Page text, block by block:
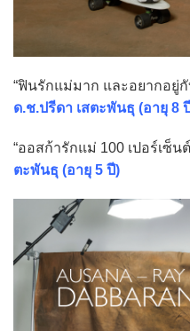
“ฟินรักแม่มาก และอยากอยู่
ด.ช.ปรีดา เสตะพันธุ (อายุ 8
“ออสก้ารักแม่ 100 เปอร์เซ็นต์
ตะพันธุ (อายุ 5 ปี)